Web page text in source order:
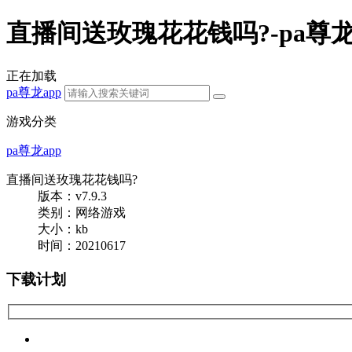
直播间送玫瑰花花钱吗?-pa尊
正在加载
pa尊龙app
游戏分类
pa尊龙app
直播间送玫瑰花花钱吗?
版本：v7.9.3
类别：网络游戏
大小： kb
时间：20210617
下载计划